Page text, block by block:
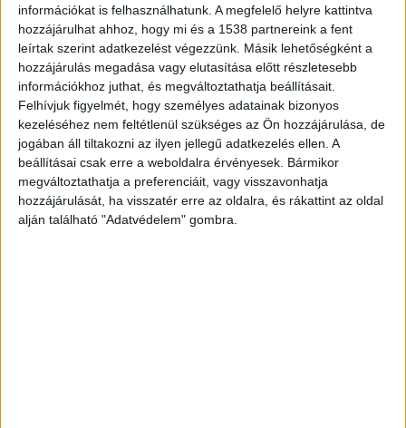
információkat is felhasználhatunk. A megfelelő helyre kattintva
hozzájárulhat ahhoz, hogy mi és a 1538 partnereink a fent
leírtak szerint adatkezelést végezzünk. Másik lehetőségként a
hozzájárulás megadása vagy elutasítása előtt részletesebb
információkhoz juthat, és megváltoztathatja beállításait.
Felhívjuk figyelmét, hogy személyes adatainak bizonyos
kezeléséhez nem feltétlenül szükséges az Ön hozzájárulása, de
jogában áll tiltakozni az ilyen jellegű adatkezelés ellen. A
beállításai csak erre a weboldalra érvényesek. Bármikor
megváltoztathatja a preferenciáit, vagy visszavonhatja
hozzájárulását, ha visszatér erre az oldalra, és rákattint az oldal
alján található "Adatvédelem" gombra.
rájuk és le akartak lépni az országból. A rendőrök
ügyesebbek voltak, a parkolóba vezető úton
megállították őket és kattant a bilincs.A
Kékvillogó.hu legfrissebb híreit ide kattintva éred
el!